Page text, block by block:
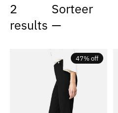
2
results
Sorteer
—
47% off